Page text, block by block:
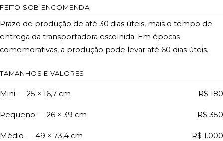
FEITO SOB ENCOMENDA
Prazo de produção de até 30 dias úteis, mais o tempo de
entrega da transportadora escolhida. Em épocas
comemorativas, a produção pode levar até 60 dias úteis.
TAMANHOS E VALORES
Mini — 25 × 16,7 cm R$ 180
Pequeno — 26 × 39 cm R$ 350
Médio — 49 × 73,4 cm R$ 1.000